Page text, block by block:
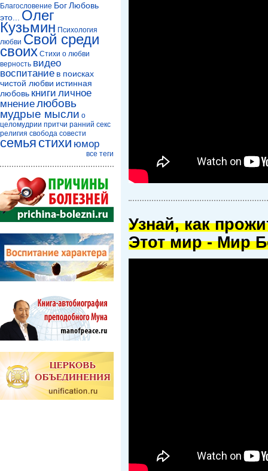
Узнай, как
Этот мир - Мир
Благословение БогЛюбовь
это...
Олег
Кузьмин Психология
любви Свой среди
своих Стихи о любви
верность видео
воспитание в поисках
чистой любви истинная
любовь книги личное
мнениелюбовь
мудрые мысли о
целомудрии притчи ранний секс
религия свобода совести
семья стихи юмор
все теги